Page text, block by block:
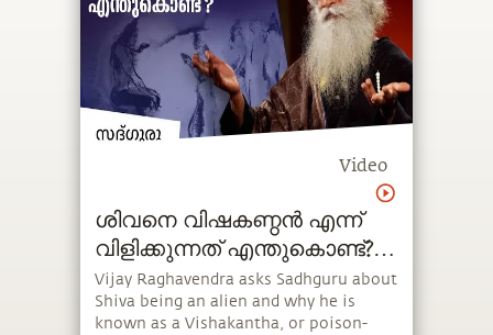
Video
ശിവനെ വിഷകണ്ഠൻ എന്ന്
വിളിക്കുന്നത് എന്തുകൊണ്ട്?
How Shiva's Throat Turned
Blue?
Vijay Raghavendra asks Sadhguru about
Shiva being an alien and why he is
known as a Vishakantha, or poison-